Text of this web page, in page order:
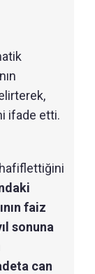
ifade etti.
faiz
sonuna
can